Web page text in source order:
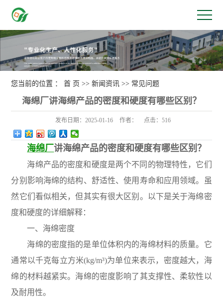
您当前的位置 ：首 页 >>新闻资讯 >> 常见问题
海绵厂讲海绵产品的密度和硬度有哪些区别？
发布日期：2025-01-16 作者： 点击：516
海绵厂讲海绵产品的密度和硬度有哪些区别？
海绵产品的密度和硬度是两个不同的物理特性，它们
分别影响海绵的结构、舒适性、使用寿命和应用领域。虽
然它们看似相关，但其实有很大区别。以下是关于海绵密
度和硬度的详细解释：
一、海绵密度
海绵的密度指的是单位体积内的海绵材料的质量。它
通常以千克每立方米(kg/m³)为单位来表示，密度越大，海
绵的材料越紧实。海绵的密度影响了其支撑性、柔软性以
及耐用性。